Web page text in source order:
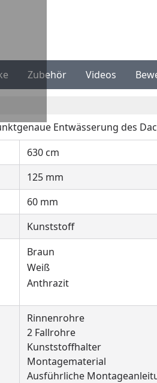
Zubehör Videos
Entwässerung des
630 cm
125 mm
60 mm
Kunststoff
Braun
Weiß
Anthrazit
Rinnenrohre
2 Fallrohre
Kunststoffhalter
Montagematerial
Ausführliche